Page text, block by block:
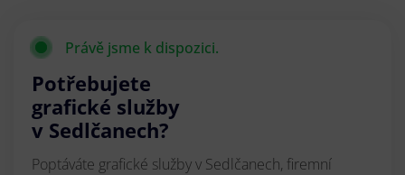
Právě jsme k dispozici.
Potřebujete
grafické služby
v Sedlčanech?
Poptáváte grafické služby v Sedlčanech, firemní